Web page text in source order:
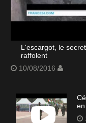
L'escargot, le
raffolent
10/08/2016